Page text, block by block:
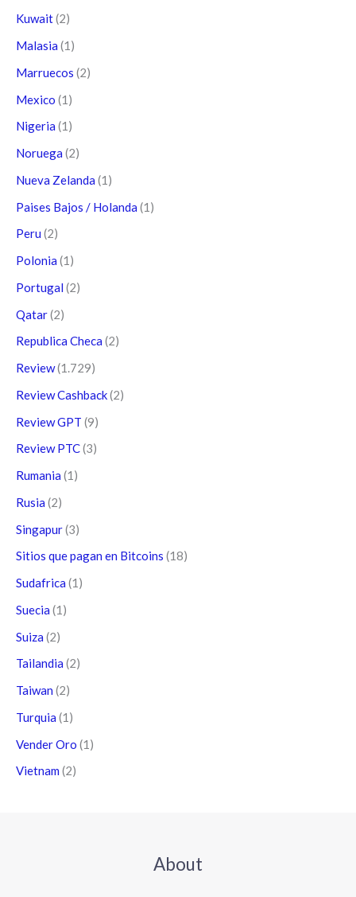
Kuwait(2)
Malasia (1)
Marruecos (2)
Mexico (1)
Nigeria (1)
Noruega (2)
Nueva Zelanda (1)
Paises Bajos / Holanda (1)
Peru (2)
Polonia (1)
Portugal (2)
Qatar(2)
Republica Checa (2)
Review(1.729)
Review Cashback(2)
Review GPT (9)
Review PTC(3)
Rumania (1)
Rusia (2)
Singapur(3)
Sitios que pagan en Bitcoins (18)
Sudafrica (1)
Suecia (1)
Suiza (2)
Tailandia (2)
Taiwan (2)
Turquia (1)
Vender Oro (1)
Vietnam (2)
About